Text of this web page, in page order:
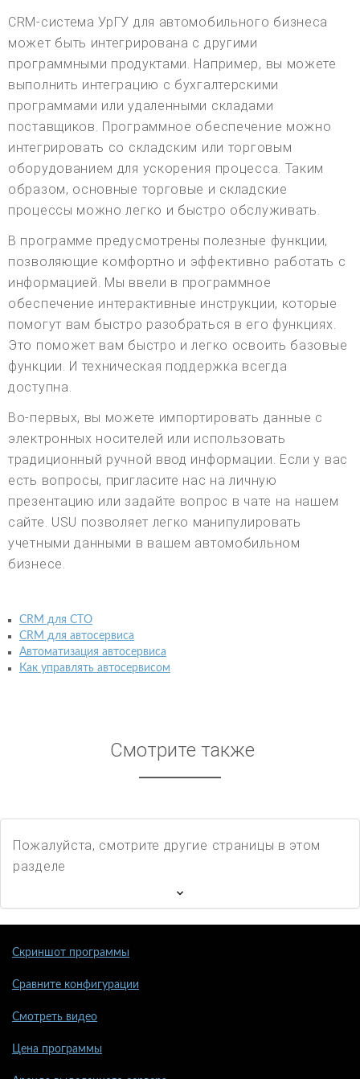
CRM-система УрГУ для автомобильного бизнеса
может быть интегрирована с другими
программными продуктами. Например, вы можете
выполнить интеграцию с бухгалтерскими
программами или удаленными складами
поставщиков. Программное обеспечение можно
интегрировать со складским или торговым
оборудованием для ускорения процесса. Таким
образом, основные торговые и складские
процессы можно легко и быстро обслуживать.
В программе предусмотрены полезные функции,
позволяющие комфортно и эффективно работать с
информацией. Мы ввели в программное
обеспечение интерактивные инструкции, которые
помогут вам быстро разобраться в его функциях.
Это поможет вам быстро и легко освоить базовые
функции. И техническая поддержка всегда
доступна.
Во-первых, вы можете импортировать данные с
электронных носителей или использовать
традиционный ручной ввод информации. Если у вас
есть вопросы, пригласите нас на личную
презентацию или задайте вопрос в чате на нашем
сайте. USU позволяет легко манипулировать
учетными данными в вашем автомобильном
бизнесе.
CRM для СТО
CRM для автосервиса
Автоматизация автосервиса
Как управлять автосервисом
Смотрите также
Пожалуйста, смотрите другие страницы в этом
разделе
Скриншот программы
Сравните конфигурации
Смотреть видео
Цена программы